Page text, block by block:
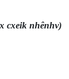
cxeik nhênhv)